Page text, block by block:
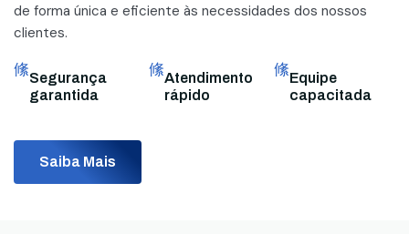
de forma única e eficiente às necessidades dos nossos
clientes.
Segurança
garantida
Atendimento
rápido
Equipe
capacitada
Saiba Mais